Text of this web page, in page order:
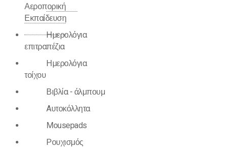
Αεροπορική
Εκπαίδευση
Ημερολόγια
επιτραπέζια
Ημερολόγια
τοίχου
Βιβλία - άλμπουμ
Aυτοκόλλητα
Mousepads
Ρουχισμός